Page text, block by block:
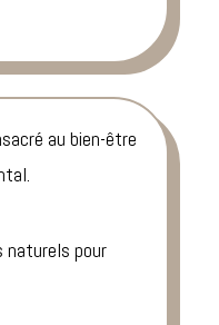
au bien-être
naturels pour